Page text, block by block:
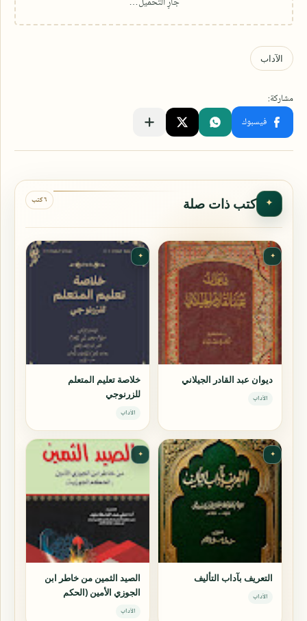
✦ كتب ذات صلة ٦ كتب
✦
ديوان عبد القادر الجيلاني
الآداب
✦
خلاصة تعليم المتعلم
للزرنوجي
الآداب
✦
التعريف بآداب التأليف
الآداب
✦
الصيد الثمين من خاطر ابن
الجوزي الأمين (الحكم
الجوزية)
الآداب